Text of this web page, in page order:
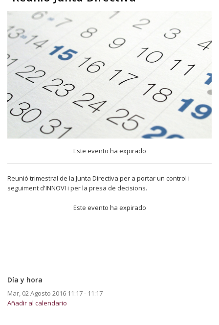
Este evento ha expirado
Reunió trimestral de la Junta Directiva per a portar un control i
seguiment d'INNOVI i per la presa de decisions.
Este evento ha expirado
Día y hora
Mar, 02 Agosto 2016 11:17 - 11:17
Añadir al calendario